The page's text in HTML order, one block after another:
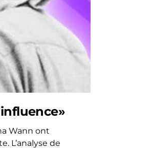
Wann ont
L’analyse de